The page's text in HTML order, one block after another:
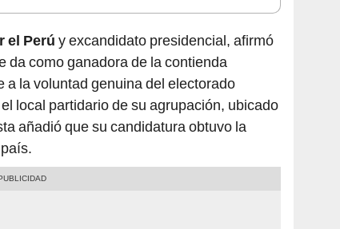
el Perú y excandidato presidencial, afirmó
da como ganadora de la contienda
la voluntad genuina del electorado
local partidario de su agrupación, ubicado
añadió que su candidatura obtuvo la